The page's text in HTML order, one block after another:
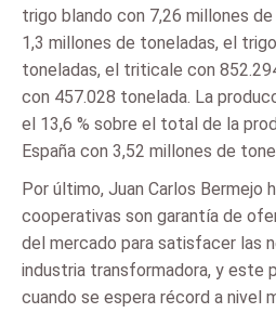
trigo blando con 7,26 millones
1,3 millones de toneladas, el
toneladas, el triticale con
con 457.028 tonelada. La
el 13,6 % sobre el total de la
España con 3,52 millones de
Por último, Juan Carlos Bermejo
cooperativas son garantía de
del mercado para satisfacer las
industria transformadora, y este
cuando se espera récord a nivel